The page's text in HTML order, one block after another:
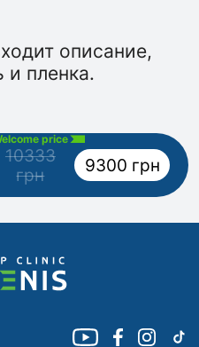
описание,
и пленка.
price
10333
грн
9300 грн